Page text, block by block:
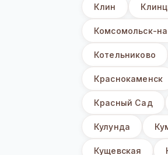
Клин
Комсомольск-
Котельниково
Краснокаменск
Красный Сад
Кулунда
Кущевская